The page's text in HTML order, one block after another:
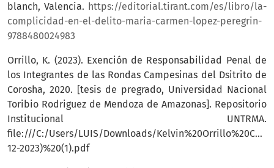
blanch, Valencia. https://editorial.tirant.com/es/libro/la-
complicidad-en-el-delito-maria-carmen-lopez-peregrin-
9788480024983
Orrillo, K. (2023). Exención de Responsabilidad Penal de
los Integrantes de las Rondas Campesinas del Dsitrito de
Corosha, 2020. [tesis de pregrado, Universidad Nacional
Toribio Rodriguez de Mendoza de Amazonas]. Repositorio
Institucional UNTRMA.
file:///C:/Users/LUIS/Downloads/
12-2023)%20(1).pdf